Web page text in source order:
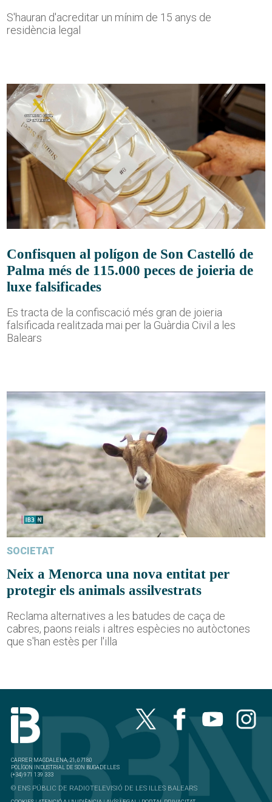
S'hauran d'acreditar un mínim de 15 anys de
residència legal
Confisquen al polígon de Son Castelló de
Palma més de 115.000 peces de joieria de
luxe falsificades
Es tracta de la confiscació més gran de joieria
falsificada realitzada mai per la Guàrdia Civil a les
Balears
SOCIETAT
Neix a Menorca una nova entitat per
protegir els animals assilvestrats
Reclama alternatives a les batudes de caça de
cabres, paons reials i altres espècies no autòctones
que s'han estès per l'illa
CARRER MAGDALENA, 21, 07180
POLÍGON INDUSTRIAL DE SON BUGADELLES
(+34) 971 139 333
© ENS PÚBLIC DE RADIOTELEVISIÓ DE LES ILLES BALEARS